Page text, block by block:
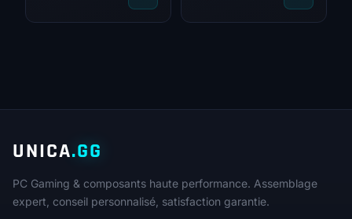
prix
UNICA.GG
PC Gaming & composants haute performance. Assemblage
expert, conseil personnalisé, satisfaction garantie.